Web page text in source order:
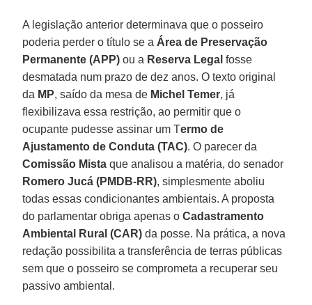
A legislação anterior determinava que o posseiro
poderia perder o título se a Área de Preservação
Permanente (APP) ou a Reserva Legal fosse
desmatada num prazo de dez anos. O texto original
da MP, saído da mesa de Michel Temer, já
flexibilizava essa restrição, ao permitir que o
ocupante pudesse assinar um Termo de
Ajustamento de Conduta (TAC). O parecer da
Comissão Mista que analisou a matéria, do senador
Romero Jucá (PMDB-RR), simplesmente aboliu
todas essas condicionantes ambientais. A proposta
do parlamentar obriga apenas oCadastramento
Ambiental Rural (CAR) da posse. Na prática, a nova
redação possibilita a transferência de terras públicas
sem que o posseiro se comprometa a recuperar seu
passivo ambiental.